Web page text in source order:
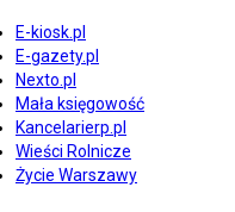
E-kiosk.pl
E-gazety.pl
Nexto.pl
Mała księgowość
Kancelarierp.pl
Wieści Rolnicze
Życie Warszawy